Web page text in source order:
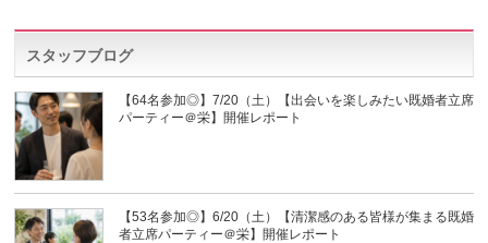
スタッフブログ
【64名参加◎】7/20（土）【出会いを楽しみたい既婚者立席
パーティー＠栄】開催レポート
【53名参加◎】6/20（土）【清潔感のある皆様が集まる既婚
者立席パーティー＠栄】開催レポート